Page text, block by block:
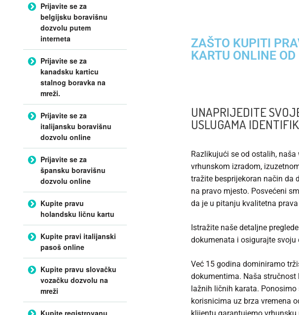
ZAŠTO KUPITI
KARTU ONLINE
UNAPRIJEDITE
USLUGAMA
Razlikujući se od ostalih,
vrhunskom izradom,
tražite besprijekoran način da
na pravo mjesto. Posvećeni
da je u pitanju kvalitetna
Istražite naše detaljne
dokumenata i osigurajte
Već 15 godina dominiramo
dokumentima. Naša
lažnih ličnih karata.
korisnicima uz brza vremena
Prijavite se za
belgijsku boravišnu
dozvolu putem
interneta
Prijavite se za
kanadsku karticu
stalnog boravka na
mreži.
Prijavite se za
italijansku boravišnu
dozvolu online
Prijavite se za
špansku boravišnu
dozvolu online
Kupite pravu
holandsku ličnu kartu
Kupite pravi italijanski
pasoš online
Kupite pravu slovačku
vozačku dozvolu na
mreži
Kupite registrovanu